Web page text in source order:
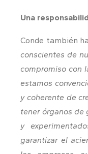
Una
Conde también
conscientes de
compromiso con
estamos
y coherente de
tener órganos de
y
garantizar el